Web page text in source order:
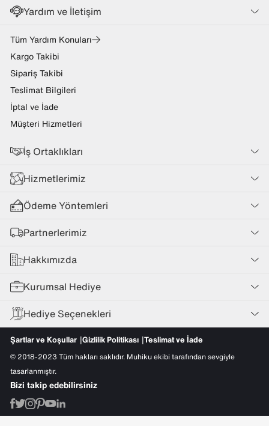
Yardım ve İletişim
Tüm Yardım Konuları
Kargo Takibi
Sipariş Takibi
Teslimat Bilgileri
İptal ve İade
Müşteri Hizmetleri
İş Ortaklıkları
Hizmetlerimiz
Ödeme Yöntemleri
Partnerlerimiz
Hakkımızda
Kurumsal Hediye
Hediye Seçenekleri
Şartlar ve Koşullar Gizlilik Politikası Teslimat ve İade
© 2018-2023 Tüm hakları saklıdır. Muhiku ekibi tarafından sevgiyle
tasarlanmıştır.
Bizi takip edebilirsiniz